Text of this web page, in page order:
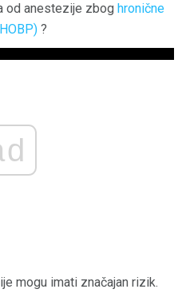
od anestezije zbog hronične
?
mogu imati značajan rizik.